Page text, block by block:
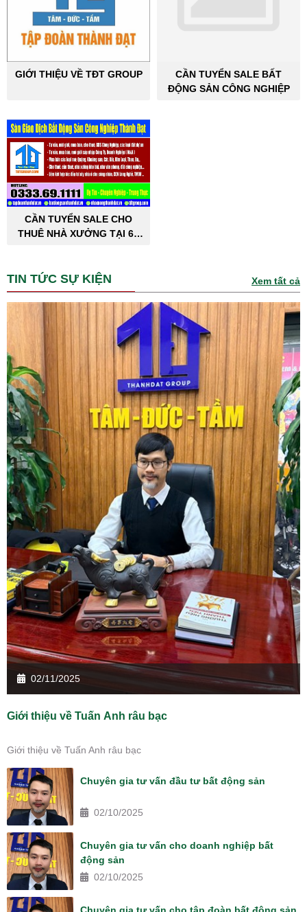
GIỚI THIỆU VỀ TĐT GROUP
CẦN TUYỂN SALE BẤT
ĐỘNG SẢN CÔNG NGHIỆP
CẦN TUYỂN SALE CHO
THUÊ NHÀ XƯỞNG TẠI 63
TIN TỨC SỰ KIỆN Xem tất cả
02/11/2025
Giới thiệu về Tuấn Anh râu bạc
Giới thiệu về Tuấn Anh râu bạc
Chuyên gia tư vấn đầu tư bất động sản
02/10/2025
Chuyên gia tư vấn cho doanh nghiệp bất
động sản
02/10/2025
Chuyên gia tư vấn cho tập đoàn bất động sản